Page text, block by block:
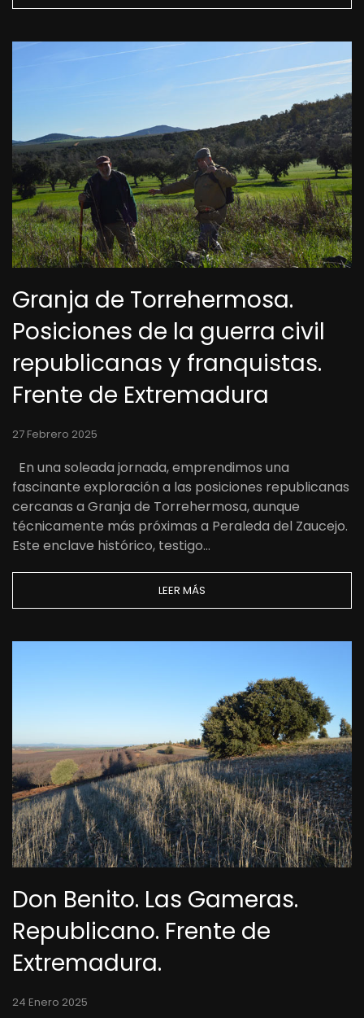
Granja de Torrehermosa.
Posiciones de la guerra civil
republicanas y franquistas.
Frente de Extremadura
27 Febrero 2025
En una soleada jornada, emprendimos una
fascinante exploración a las posiciones republicanas
cercanas a Granja de Torrehermosa, aunque
técnicamente más próximas a Peraleda del Zaucejo.
Este enclave histórico, testigo…
LEER MÁS
Don Benito. Las Gameras.
Republicano. Frente de
Extremadura.
24 Enero 2025